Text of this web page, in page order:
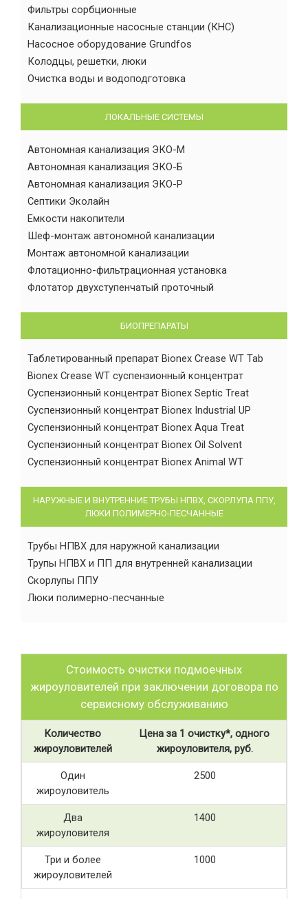
Фильтры сорбционные
Канализационные насосные станции (КНС)
Насосное оборудование Grundfos
Колодцы, решетки, люки
Очистка воды и водоподготовка
ЛОКАЛЬНЫЕ СИСТЕМЫ
Автономная канализация ЭКО-М
Автономная канализация ЭКО-Б
Автономная канализация ЭКО-Р
Септики Эколайн
Емкости накопители
Шеф-монтаж автономной канализации
Монтаж автономной канализации
Флотационно-фильтрационная установка
Флотатор двухступенчатый проточный
БИОПРЕПАРАТЫ
Таблетированный препарат Bionex Crease WT Tab
Bionex Crease WT суспензионный концентрат
Суспензионный концентрат Bionex Septic Treat
Суспензионный концентрат Bionex Industrial UP
Суспензионный концентрат Bionex Aqua Treat
Суспензионный концентрат Bionex Oil Solvent
Суспензионный концентрат Bionex Animal WT
НАРУЖНЫЕ И ВНУТРЕННИЕ ТРУБЫ НПВХ, СКОРЛУПА ППУ,
ЛЮКИ ПОЛИМЕРНО-ПЕСЧАННЫЕ
Трубы НПВХ для наружной канализации
Трупы НПВХ и ПП для внутренней канализации
Скорлупы ППУ
Люки полимерно-песчанные
Стоимость очистки подмоечных
жироуловителей при заключении договора по
сервисному обслуживанию
Количество
жироуловителей
Цена за 1 очистку*, одного
жироуловителя, руб.
Один
жироуловитель
2500
Два
жироуловителя
1400
Три и более
жироуловителей
1000